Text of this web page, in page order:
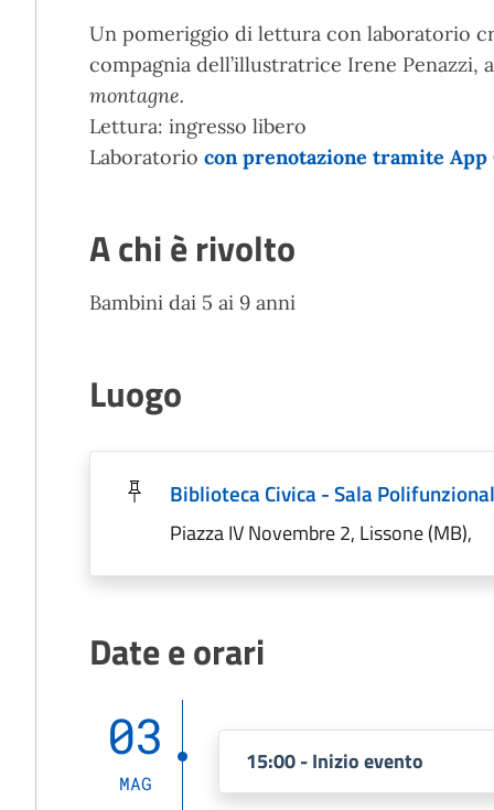
Un pomeriggio di lettura con laboratorio
compagnia dell’illustratrice Irene
montagne.
Lettura: ingresso libero
Laboratorio con prenotazione tramite App
A chi è rivolto
Bambini dai 5 ai 9 anni
Luogo
Biblioteca Civica - Sala
Piazza IV Novembre 2, Lissone (MB),
Date e orari
03
MAG
15:00 - Inizio evento